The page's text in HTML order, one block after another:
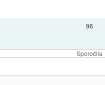
Sporočila
96